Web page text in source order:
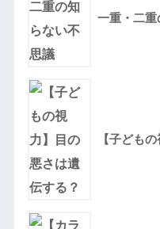
一重・二
【子ども